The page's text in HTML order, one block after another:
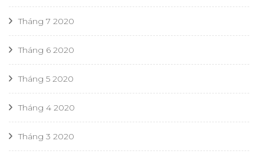
Tháng 7 2020
Tháng 6 2020
Tháng 5 2020
Tháng 4 2020
Tháng 3 2020